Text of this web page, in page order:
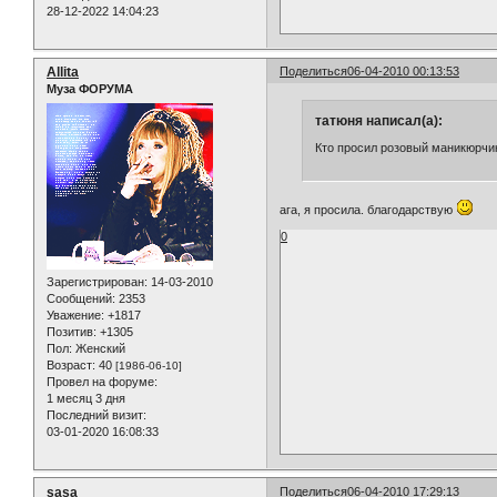
28-12-2022 14:04:23
Поделиться06-04-2010 00:13:53
Allita
Муза ФОРУМА
Зарегистрирован: 14-03-2010
Сообщений: 2353
Уважение: +1817
Позитив: +1305
Пол: Женский
Возраст: 40 [1986-06-10]
Провел на форуме:
1 месяц 3 дня
Последний визит:
03-01-2020 16:08:33
татюня написал(а):
Кто просил розовый
ага, я просила. благодарствую
0
Поделиться06-04-2010 17:29:13
sasa